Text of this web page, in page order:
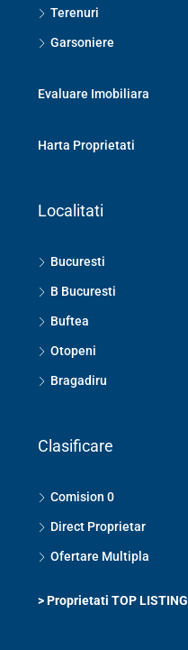
Terenuri
Garsoniere
Evaluare Imobiliara
Harta Proprietati
Localitati
Bucuresti
B Bucuresti
Buftea
Otopeni
Bragadiru
Clasificare
Comision 0
Direct Proprietar
Ofertare Multipla
>Proprietati TOP LISTING